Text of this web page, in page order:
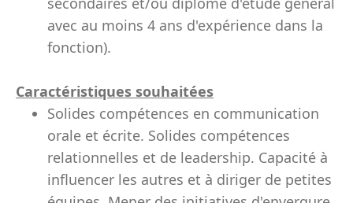
avec au moins 4 ans d'expérience dans la
fonction).
Caractéristiques souhaitées
Solides compétences en communication
orale et écrite. Solides compétences
relationnelles et de leadership. Capacité à
influencer les autres et à diriger de petites